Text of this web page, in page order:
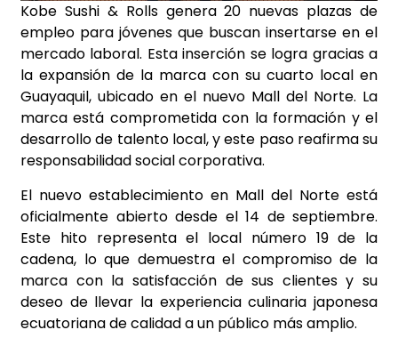
Kobe Sushi & Rolls genera 20 nuevas plazas de
empleo para jóvenes que buscan insertarse en el
mercado laboral. Esta inserción se logra gracias a
la expansión de la marca con su cuarto local en
Guayaquil, ubicado en el nuevo Mall del Norte. La
marca está comprometida con la formación y el
desarrollo de talento local, y este paso reafirma su
responsabilidad social corporativa.
El nuevo establecimiento en Mall del Norte está
oficialmente abierto desde el 14 de septiembre.
Este hito representa el local número 19 de la
cadena, lo que demuestra el compromiso de la
marca con la satisfacción de sus clientes y su
deseo de llevar la experiencia culinaria japonesa
ecuatoriana de calidad a un público más amplio.